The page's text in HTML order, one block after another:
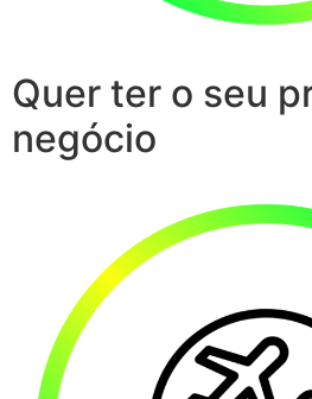
Quer ter o seu
negócio